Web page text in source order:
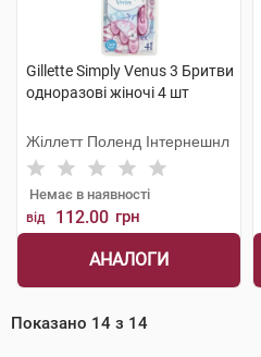
Gillette Simply Venus 3 Бритви
одноразові жіночі 4 шт
Жіллетт Поленд Інтернешнл
Немає в наявності
від 112.00 грн
АНАЛОГИ
Показано 14 з 14